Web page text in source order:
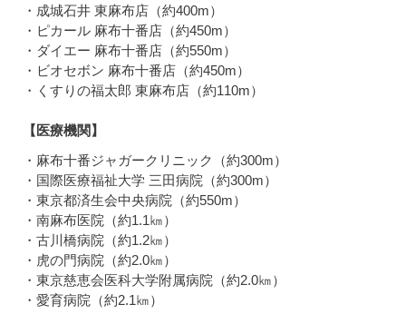
・成城石井 東麻布店（約400m）
・ピカール 麻布十番店（約450m）
・ダイエー 麻布十番店（約550m）
・ビオセボン 麻布十番店（約450m）
・くすりの福太郎 東麻布店（約110m）
【医療機関】
・麻布十番ジャガークリニック（約300m）
・国際医療福祉大学 三田病院（約300m）
・東京都済生会中央病院（約550m）
・南麻布医院（約1.1㎞）
・古川橋病院（約1.2㎞）
・虎の門病院（約2.0㎞）
・東京慈恵会医科大学附属病院（約2.0㎞）
・愛育病院（約2.1㎞）